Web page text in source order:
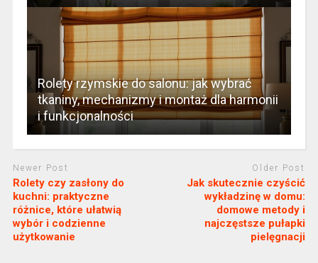
Rolety rzymskie do salonu: jak wybrać
tkaniny, mechanizmy i montaż dla harmonii
i funkcjonalności
Newer Post
Rolety czy zasłony do
kuchni: praktyczne
różnice, które ułatwią
wybór i codzienne
użytkowanie
Older Post
Jak skutecznie czyścić
wykładzinę w domu:
domowe metody i
najczęstsze pułapki
pielęgnacji